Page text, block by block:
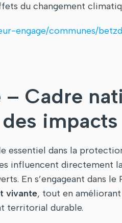
du changement
engage/communes/
– Cadre
impacts
essentiel dans la
influencent directement
En s’engageant dans
vivante, tout en
territorial durable.